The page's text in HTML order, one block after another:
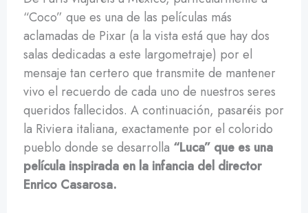
“Coco” que es una de las películas más
aclamadas de Pixar (a la vista está que hay dos
salas dedicadas a este largometraje) por el
mensaje tan certero que transmite de mantener
vivo el recuerdo de cada uno de nuestros seres
queridos fallecidos. A continuación, pasaréis por
la Riviera italiana, exactamente por el colorido
pueblo donde se desarrolla “Luca” que es una
película inspirada en la infancia del director
Enrico Casarosa.